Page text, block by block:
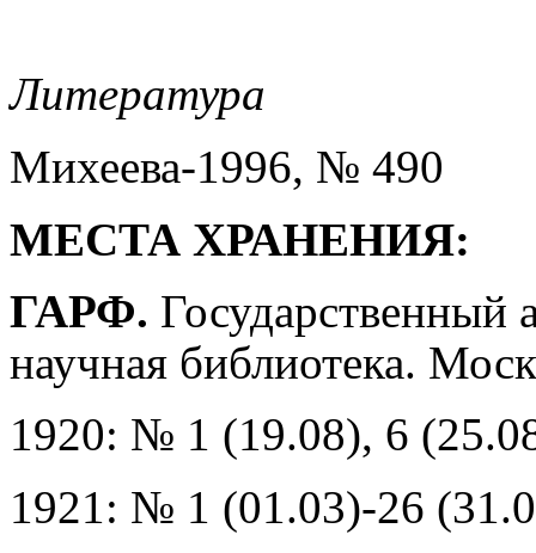
Литература
Михеева-1996, № 490
МЕСТА ХРАНЕНИЯ:
ГАРФ. Государственный
научная библиотека.
1920: № 1 (19.08), 6
1921: № 1 (01.03)-26